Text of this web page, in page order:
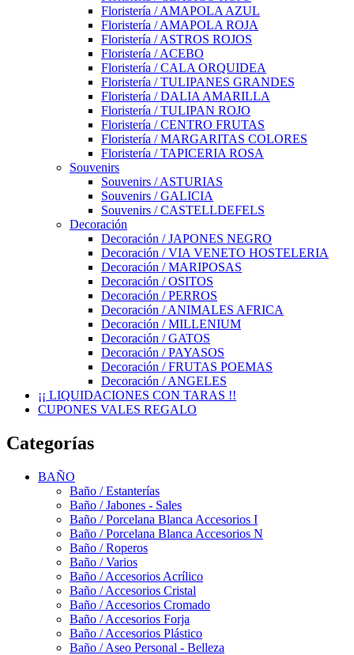
Floristería / AMAPOLA AZUL
Floristería / AMAPOLA ROJA
Floristería / ASTROS ROJOS
Floristería / ACEBO
Floristería / CALA ORQUIDEA
Floristería / TULIPANES GRANDES
Floristería / DALIA AMARILLA
Floristería / TULIPAN ROJO
Floristería / CENTRO FRUTAS
Floristería / MARGARITAS COLORES
Floristería / TAPICERIA ROSA
Souvenirs
Souvenirs / ASTURIAS
Souvenirs / GALICIA
Souvenirs / CASTELLDEFELS
Decoración
Decoración / JAPONES NEGRO
Decoración / VIA VENETO HOSTELERIA
Decoración / MARIPOSAS
Decoración / OSITOS
Decoración / PERROS
Decoración / ANIMALES AFRICA
Decoración / MILLENIUM
Decoración / GATOS
Decoración / PAYASOS
Decoración / FRUTAS POEMAS
Decoración / ANGELES
¡¡ LIQUIDACIONES CON TARAS !!
CUPONES VALES REGALO
Categorías
BAÑO
Baño / Estanterías
Baño / Jabones - Sales
Baño / Porcelana Blanca Accesorios I
Baño / Porcelana Blanca Accesorios N
Baño / Roperos
Baño / Varios
Baño / Accesorios Acrílico
Baño / Accesorios Cristal
Baño / Accesorios Cromado
Baño / Accesorios Forja
Baño / Accesorios Plástico
Baño / Aseo Personal - Belleza